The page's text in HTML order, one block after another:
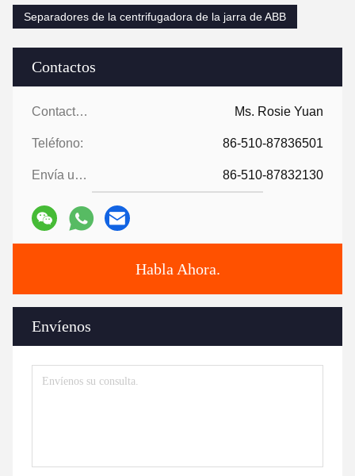
Contactos
Contactos: Ms. Rosie Yuan
Teléfono: 86-510-87836501
Envía un fax.: 86-510-87832130
Habla Ahora.
Envíenos
Separadores de la centrifugadora de la jarra de ABB